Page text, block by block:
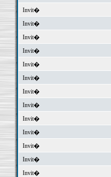
Invit�
Invit�
Invit�
Invit�
Invit�
Invit�
Invit�
Invit�
Invit�
Invit�
Invit�
Invit�
Invit�